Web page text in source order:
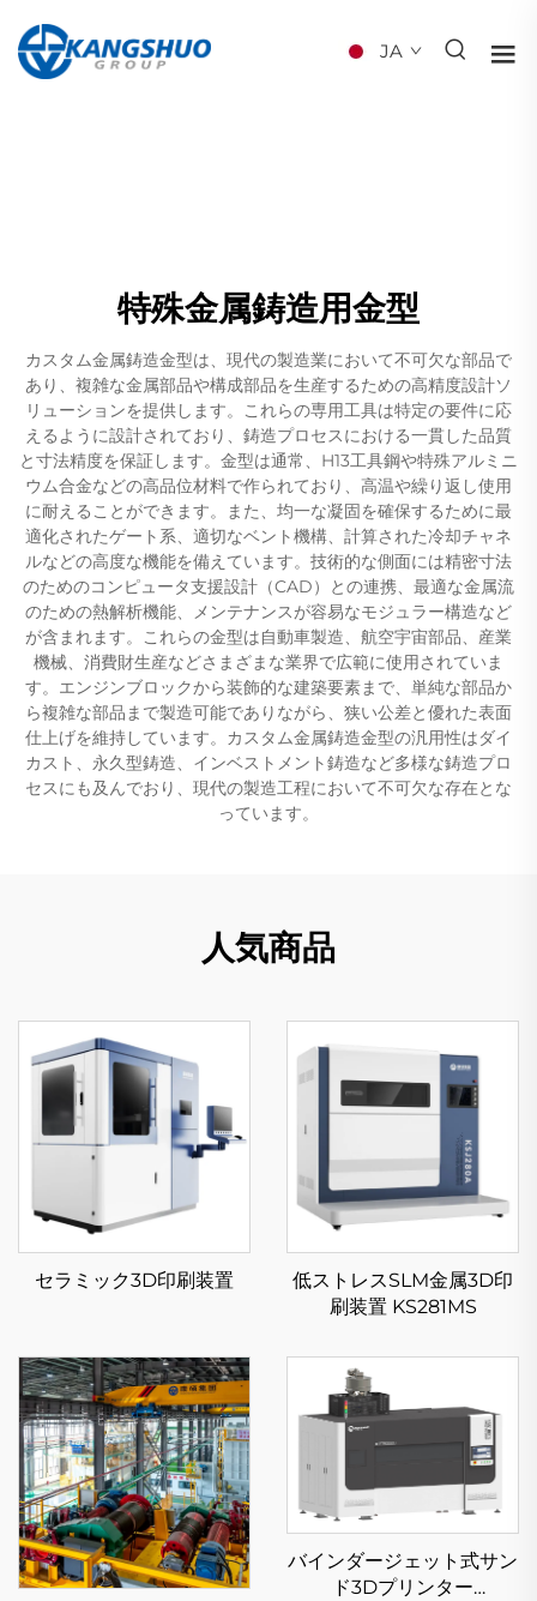
JA
特殊金属鋳造用金型
カスタム金属鋳造金型は、現代の製造業において不可欠な部品で
あり、複雑な金属部品や構成部品を生産するための高精度設計ソ
リューションを提供します。これらの専用工具は特定の要件に応
えるように設計されており、鋳造プロセスにおける一貫した品質
と寸法精度を保証します。金型は通常、H13工具鋼や特殊アルミニ
ウム合金などの高品位材料で作られており、高温や繰り返し使用
に耐えることができます。また、均一な凝固を確保するために最
適化されたゲート系、適切なベント機構、計算された冷却チャネ
ルなどの高度な機能を備えています。技術的な側面には精密寸法
のためのコンピュータ支援設計（CAD）との連携、最適な金属流
のための熱解析機能、メンテナンスが容易なモジュラー構造など
が含まれます。これらの金型は自動車製造、航空宇宙部品、産業
機械、消費財生産などさまざまな業界で広範に使用されていま
す。エンジンブロックから装飾的な建築要素まで、単純な部品か
ら複雑な部品まで製造可能でありながら、狭い公差と優れた表面
仕上げを維持しています。カスタム金属鋳造金型の汎用性はダイ
カスト、永久型鋳造、インベストメント鋳造など多様な鋳造プロ
セスにも及んでおり、現代の製造工程において不可欠な存在とな
っています。
人気商品
セラミック3D印刷装置
低ストレスSLM金属3D印
刷装置 KS281MS
バインダージェット式サン
ド3Dプリンター